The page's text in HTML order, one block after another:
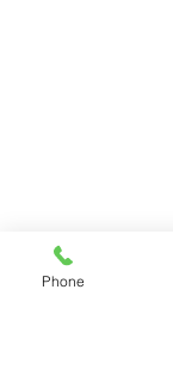
Phone